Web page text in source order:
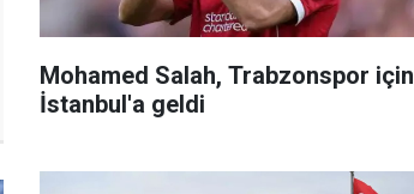
Mohamed Salah, Trabzonspor için
İstanbul'a geldi